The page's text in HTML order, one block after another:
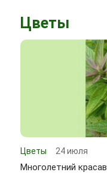
Цветы
Цветы 24 июля
Многолетний